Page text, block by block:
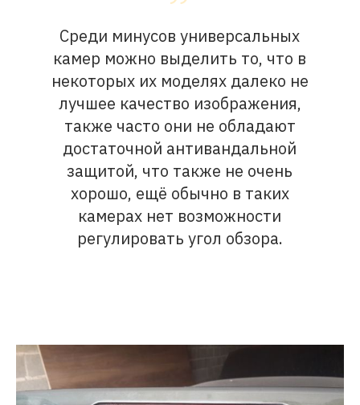
Среди минусов универсальных
камер можно выделить то, что в
некоторых их моделях далеко не
лучшее качество изображения,
также часто они не обладают
достаточной антивандальной
защитой, что также не очень
хорошо, ещё обычно в таких
камерах нет возможности
регулировать угол обзора.